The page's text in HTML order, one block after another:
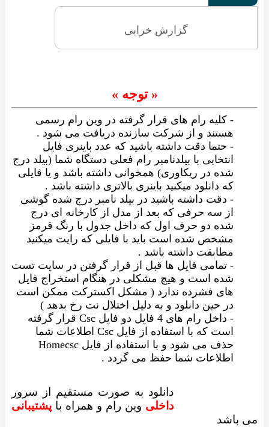
گزارش خرابی
« توجه »
- کلیه رام های قرار گرفته در وین رام رسمی
هستند و از شرکت سازنده دریافت می شود .
- حتما دقت داشته باشید که عدد باینری فایل
انتخابی با بیلدنامبر رام فعلی دستگاه شما (بیلد درج
شده در ریکاوری) همخوانی داشته باشد و یا فایلی
که دانلود میکنید باینری بالاتری داشته باشد .
- دقت داشته باشید در بیلد نامبر درج شده گوشی
از سه حرفی که بعد از مدل از کارخانه ای درج
شده دو حرف اول که داخل جدول با رنگ قرمز
مشخص شده است باید با فایلی که رایت میکنید
مطابقت داشته باشد .
- تمامی فایل ها قبل از قرار گرفتن در سایت تست
شده است و هیچ مشکلی در هنگام استخراج فایل
های فشرده ندارد ( مشکل اکسترکت ممکن است
در حین دانلود و به دلیل اختلال نت رخ بدهد )
- داخل رام های 4 فایل دو فایل Csc قرار گرفته
است که با استفاده از فایل Csc اطلاعات شما
حذف می شود و با استفاده از فایل Homecsc
اطلاعات شما حفظ می گردد .
دانلود به صورت مستقیم از سرور
داخلی وین رام و همراه باپشتیبانی
می باشد